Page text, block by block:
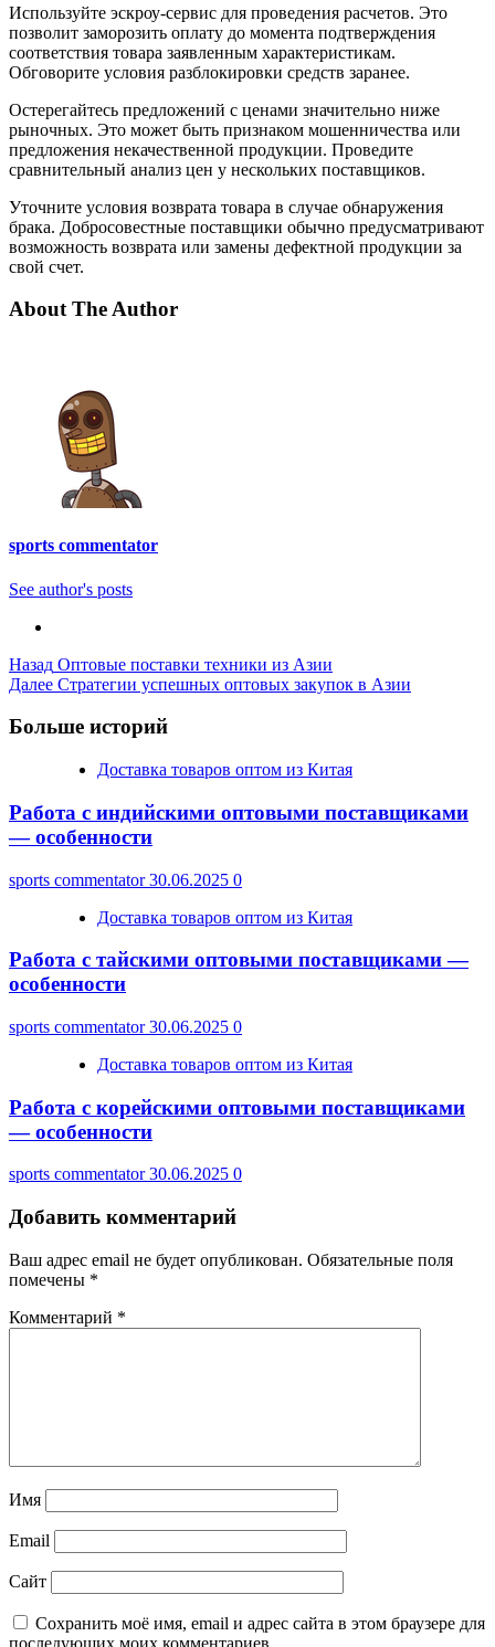
Используйте эскроу-сервис для проведения расчетов. Это
позволит заморозить оплату до момента подтверждения
соответствия товара заявленным характеристикам.
Обговорите условия разблокировки средств заранее.
Остерегайтесь предложений с ценами значительно ниже
рыночных. Это может быть признаком мошенничества или
предложения некачественной продукции. Проведите
сравнительный анализ цен у нескольких поставщиков.
Уточните условия возврата товара в случае обнаружения
брака. Добросовестные поставщики обычно предусматривают
возможность возврата или замены дефектной продукции за
свой счет.
About The Author
sports commentator
See author's posts
Post
Navigation
Назад Оптовые поставки техники из Азии
Далее Стратегии успешных оптовых закупок в Азии
Больше историй
Доставка товаров оптом из Китая
Работа с индийскими оптовыми поставщиками
— особенности
sports commentator30.06.2025 0
Доставка товаров оптом из Китая
Работа с тайскими оптовыми поставщиками —
особенности
sports commentator30.06.2025 0
Доставка товаров оптом из Китая
Работа с корейскими оптовыми поставщиками
— особенности
sports commentator30.06.2025 0
Добавить комментарий
Ваш адрес email не будет опубликован. Обязательные поля
помечены *
Комментарий *
Имя
Email
Сайт
Сохранить моё имя, email и адрес сайта в этом браузере для
последующих моих комментариев.